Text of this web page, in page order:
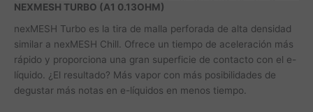
NEXMESH TURBO (A1 0.13OHM)
nexMESH Turbo es la tira de malla perforada de alta densidad
similar a nexMESH Chill. Ofrece un tiempo de aceleración más
rápido y proporciona una gran superficie de contacto con el e-
líquido. ¿El resultado? Más vapor con más posibilidades de
degustar más notas en e-líquidos en menos tiempo.